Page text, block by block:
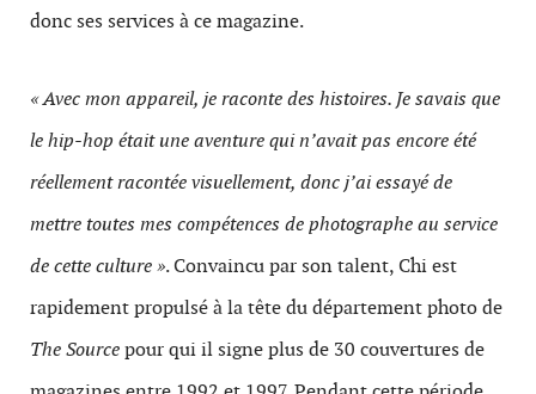
donc ses services à ce magazine.
« Avec mon appareil, je raconte des histoires. Je savais que
le hip-hop était une aventure qui n’avait pas encore été
réellement racontée visuellement, donc j’ai essayé de
mettre toutes mes compétences de photographe au service
de cette culture ». Convaincu par son talent, Chi est
rapidement propulsé à la tête du département photo de
The Sourcepour qui il signe plus de 30 couvertures de